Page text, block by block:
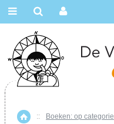
Home
:: Boeken: op categorie